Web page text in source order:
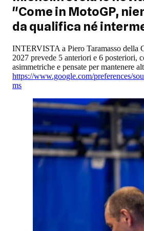
"Come in MotoGP,
da qualifica né
INTERVISTA a Piero Taramasso della
2027 prevede 5 anteriori e 6 posteriori,
asimmetriche e pensate per mantenere
https://www.google.com/preferences/
ms